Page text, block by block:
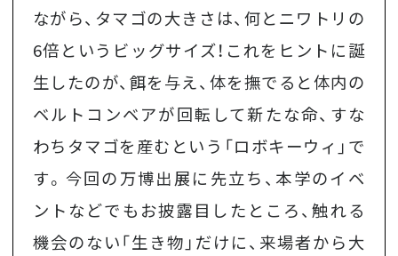
ながら、タマゴの大きさは、何とニワトリの
6倍というビッグサイズ！これをヒントに誕
生したのが、餌を与え、体を撫でると体内の
ベルトコンベアが回転して新たな命、すな
わちタマゴを産むという「ロボキーウィ」で
す。今回の万博出展に先立ち、本学のイベ
ントなどでもお披露目したところ、触れる
機会のない「生き物」だけに、来場者から大